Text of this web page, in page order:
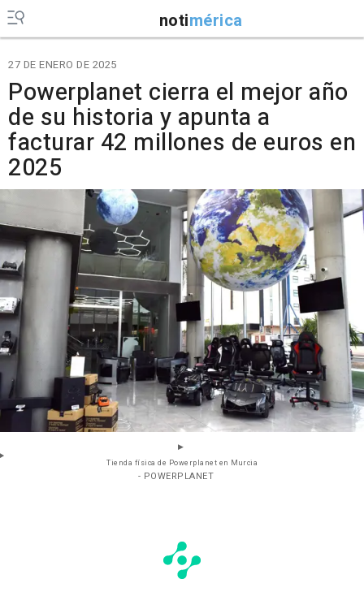
notimérica
27 DE ENERO DE 2025
Powerplanet cierra el mejor año
de su historia y apunta a
facturar 42 millones de euros en
2025
Tienda física de Powerplanet en Murcia
- POWERPLANET